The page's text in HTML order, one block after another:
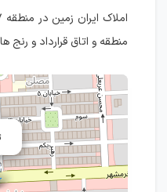
منطقه و اتاق قرارداد و